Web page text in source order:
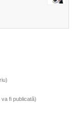
fi publicată)